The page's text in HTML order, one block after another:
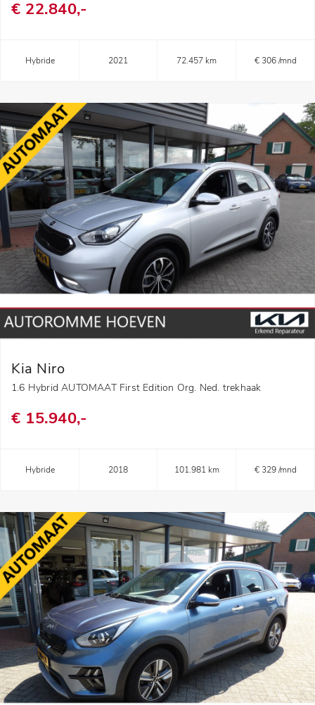
€ 22.840,-
Hybride 2021 72.457 km € 306 /mnd
Kia Niro
1.6 Hybrid AUTOMAAT First Edition Org. Ned. trekhaak
€ 15.940,-
Hybride 2018 101.981 km € 329 /mnd